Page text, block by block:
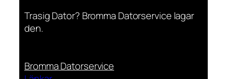
Trasig Dator? Bromma Datorservice lagar
den.
Bromma Datorservice